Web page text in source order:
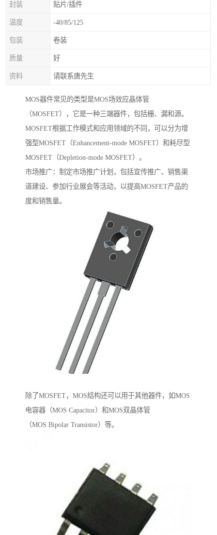
封装 贴片/插件
温度 -40/85/125
包装 卷装
质量 好
资料 请联系唐先生
MOS器件常见的类型是MOS场效应晶体管
（MOSFET），它是一种三端器件，包括栅、漏和源。
MOSFET根据工作模式和应用领域的不同，可以分为增
强型MOSFET（Enhancement-mode MOSFET）和耗尽型
MOSFET（Depletion-mode MOSFET）。
市场推广：制定市场推广计划，包括宣传推广、销售渠
道建设、参加行业展会等活动，以提高MOSFET产品的
度和销售量。
除了MOSFET，MOS结构还可以用于其他器件，如MOS
电容器（MOS Capacitor）和MOS双晶体管
（MOS Bipolar Transistor）等。